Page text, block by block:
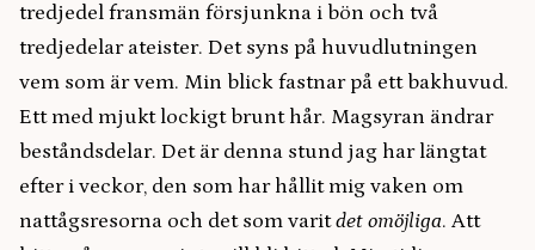
tredjedel fransmän försjunkna i bön och två
tredjedelar ateister. Det syns på huvudlutningen
vem som är vem. Min blick fastnar på ett bakhuvud.
Ett med mjukt lockigt brunt hår. Magsyran ändrar
beståndsdelar. Det är denna stund jag har längtat
efter i veckor, den som har hållit mig vaken om
nattågsresorna och det som varitdet omöjliga. Att